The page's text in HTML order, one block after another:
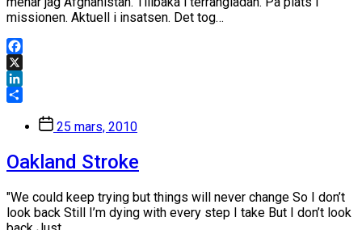
missionen. Aktuell i insatsen. Det tog…
Facebook
X
LinkedIn
Inläggsdatum
25 mars, 2010
Oakland Stroke
"We could keep trying but things will never change So I don’t
look back Still I’m dying with every step I take But I don’t look